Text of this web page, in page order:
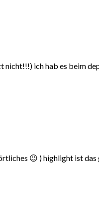
nicht!!!) ich hab es beim
😉 ) highlight ist